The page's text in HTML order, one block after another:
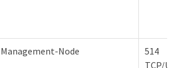
Management-Node
514
TCP/